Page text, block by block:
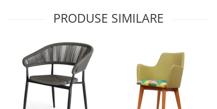
PRODUSE SIMILARE